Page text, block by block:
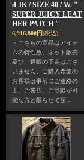
d JK / SIZE 40 / W. "
SUPER JUICY LEAT
HER PATCH "
6,916,800円(税込)
・こちらの商品はアイテ
ムの特性故、ネット販売
及び、通販の予定はござ
いません。ご購入希望の
お客様は事前にご連絡の
上、ご来店、ご商談が可
能な方と限らせて頂…